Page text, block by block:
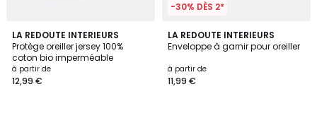
LA REDOUTE INTERIEURS
Protège oreiller jersey 100%
coton bio imperméable
à partir de
12,99 €
4,2
/ 5
-30% DÈS 2*
LA REDOUTE INTERIEURS
Enveloppe à garnir pour oreiller
à partir de
11,99 €
4,6
/ 5
2
Couleurs